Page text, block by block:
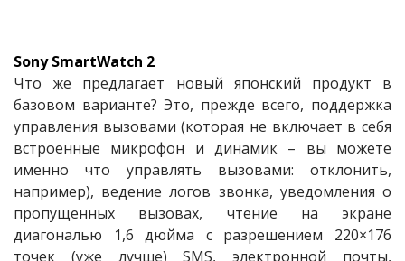
Sony SmartWatch 2
Что же предлагает новый японский продукт в
базовом варианте? Это, прежде всего, поддержка
управления вызовами (которая не включает в себя
встроенные микрофон и динамик – вы можете
именно что управлять вызовами: отклонить,
например), ведение логов звонка, уведомления о
пропущенных вызовах, чтение на экране
диагональю 1,6 дюйма с разрешением 220×176
точек (уже лучше) SMS, электронной почты,